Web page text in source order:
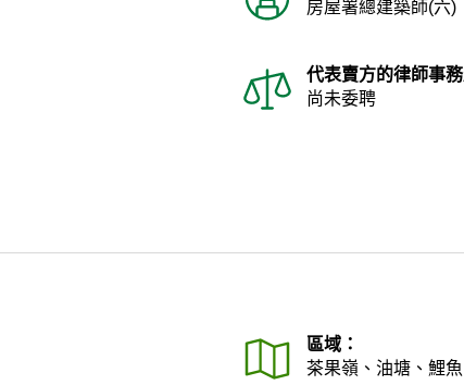
房屋署總建築師(六)
代表賣方的律師事
尚未委聘
區域：
茶果嶺、油塘、鯉